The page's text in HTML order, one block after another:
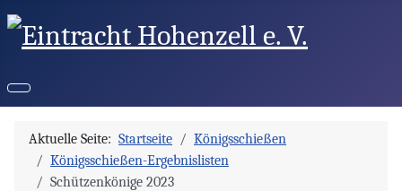
Aktuelle Seite: Startseite
Königsschießen
Königsschießen-Ergebnislisten
Schützenkönige 2023